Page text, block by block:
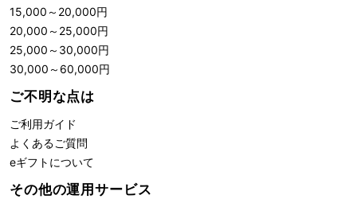
15,000 ～ 20,000円
20,000 ～ 25,000円
25,000 ～ 30,000円
30,000 ～ 60,000円
ご不明な点は
ご利用ガイド
よくあるご質問
eギフトについて
その他の運用サービス